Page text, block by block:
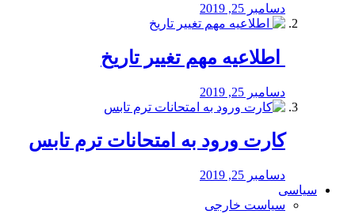
دسامبر 25, 2019
️ اطلاعیه مهم تغییر تاریخ
دسامبر 25, 2019
کارت ورود به امتحانات ترم تابس
دسامبر 25, 2019
سیاسی
سیاست خارجی